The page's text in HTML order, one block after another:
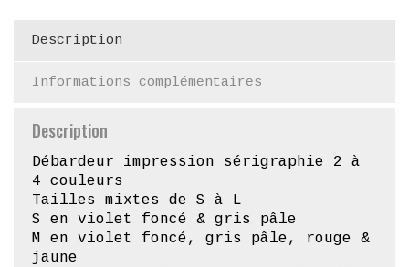
Description
Informations complémentaires
Description
Débardeur impression sérigraphie 2 à
4 couleurs
Tailles mixtes de S à L
S en violet foncé & gris pâle
M en violet foncé, gris pâle, rouge &
jaune